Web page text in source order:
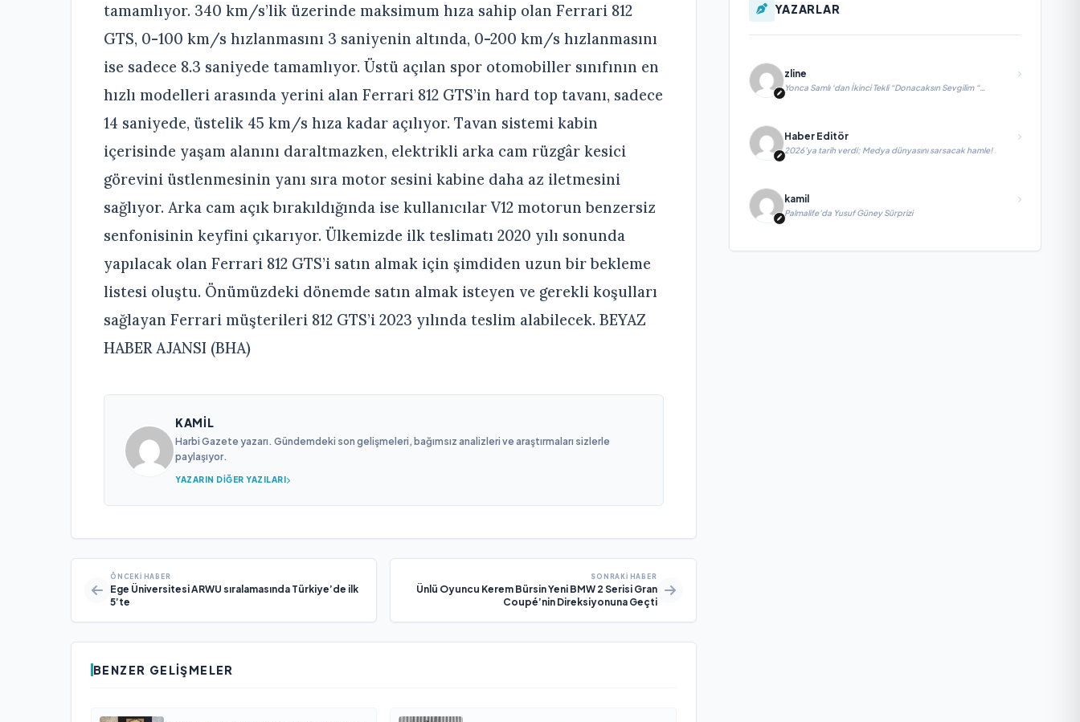
tamamlıyor. 340 km/s’lik üzerinde maksimum hıza sahip olan Ferrari 812
GTS, 0-100 km/s hızlanmasını 3 saniyenin altında, 0-200 km/s hızlanmasını
ise sadece 8.3 saniyede tamamlıyor. Üstü açılan spor otomobiller sınıfının en
hızlı modelleri arasında yerini alan Ferrari 812 GTS’in hard top tavanı, sadece
14 saniyede, üstelik 45 km/s hıza kadar açılıyor. Tavan sistemi kabin
içerisinde yaşam alanını daraltmazken, elektrikli arka cam rüzgâr kesici
görevini üstlenmesinin yanı sıra motor sesini kabine daha az iletmesini
sağlıyor. Arka cam açık bırakıldığında ise kullanıcılar V12 motorun benzersiz
senfonisinin keyfini çıkarıyor. Ülkemizde ilk teslimatı 2020 yılı sonunda
yapılacak olan Ferrari 812 GTS’i satın almak için şimdiden uzun bir bekleme
listesi oluştu. Önümüzdeki dönemde satın almak isteyen ve gerekli koşulları
sağlayan Ferrari müşterileri 812 GTS’i 2023 yılında teslim alabilecek. BEYAZ
HABER AJANSI (BHA)
KAMIL
Harbi Gazete yazarı. Gündemdeki son gelişmeleri, bağımsız analizleri ve araştırmaları sizlerle
paylaşıyor.
YAZARIN DIĞER YAZILARI
ÖNCEKI HABER
Ege Üniversitesi ARWU sıralamasında Türkiye’de ilk
5’te
SONRAKI HABER
Ünlü Oyuncu Kerem Bürsin Yeni BMW 2 Serisi Gran
Coupé’nin Direksiyonuna Geçti
BENZER GELIŞMELER
YAZARLAR
zline
Yonca Samlı ‘dan İkinci Tekli “Donacaksın Sevgilim “
yayımlandı
Haber Editör
2026’ya tarih verdi; Medya dünyasını sarsacak hamle!
kamil
Palmalife’da Yusuf Güney Sürprizi